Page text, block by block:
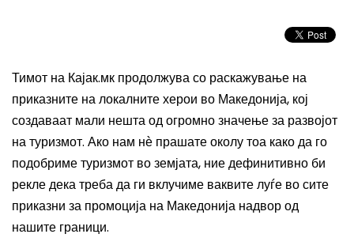
Тимот на Кајак.мк продолжува со раскажување на
приказните на локалните херои во Македонија, кој
создаваат мали нешта од огромно значење за развојот
на туризмот. Ако нам нѐ прашате околу тоа како да го
подобриме туризмот во земјата, ние дефинитивно би
рекле дека треба да ги вклучиме ваквите луѓе во сите
приказни за промоција на Македонија надвор од
нашите граници.